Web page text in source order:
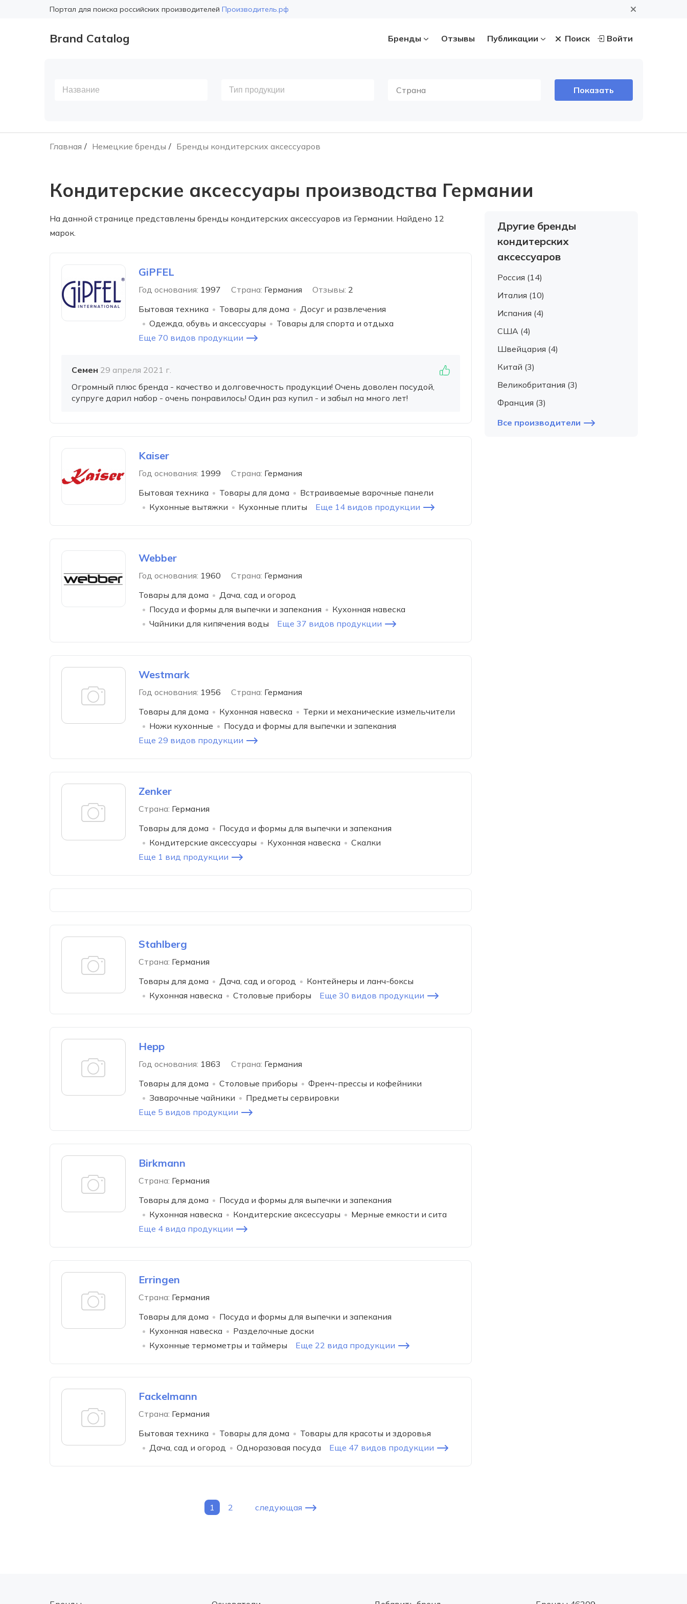
Портал для поиска российских производителей Производитель.рф
Brand Catalog Бренды Отзывы Публикации Поиск Войти
Страна
Главная Немецкие бренды Бренды кондитерских аксессуаров
Кондитерские аксессуары производства Германии
На данной странице представлены бренды кондитерских аксессуаров из Германии. Найдено 12
марок.
GiPFEL
Год основания: 1997 Страна: Германия Отзывы: 2
Бытовая техника
Товары для дома
Досуг и развлечения
Одежда, обувь и аксессуары
Товары для спорта и отдыха
Еще 70 видов продукции
Семен 29 апреля 2021 г.
Огромный плюс бренда - качество и долговечность продукции! Очень доволен посудой,
супруге дарил набор - очень понравилось! Один раз купил - и забыл на много лет!
Kaiser
Год основания: 1999 Страна: Германия
Бытовая техника
Товары для дома
Встраиваемые варочные панели
Кухонные вытяжки
Кухонные плиты Еще 14 видов продукции
Webber
Год основания: 1960 Страна: Германия
Товары для дома
Дача, сад и огород
Посуда и формы для выпечки и запекания
Кухонная навеска
Чайники для кипячения воды
Еще 37 видов продукции
Westmark
Год основания: 1956 Страна: Германия
Товары для дома
Кухонная навеска
Терки и механические измельчители
Ножи кухонные
Посуда и формы для выпечки и запекания
Еще 29 видов продукции
Zenker
Страна: Германия
Товары для дома
Посуда и формы для выпечки и запекания
Кондитерские аксессуары
Кухонная навеска
Скалки
Еще 1 вид продукции
Stahlberg
Страна: Германия
Товары для дома
Дача, сад и огород
Контейнеры и ланч-боксы
Кухонная навеска
Столовые приборы Еще 30 видов продукции
Hepp
Год основания: 1863 Страна: Германия
Товары для дома
Столовые приборы
Френч-прессы и кофейники
Заварочные чайники
Предметы сервировки
Еще 5 видов продукции
Birkmann
Страна: Германия
Товары для дома
Посуда и формы для выпечки и запекания
Кухонная навеска
Кондитерские аксессуары
Мерные емкости и сита
Еще 4 вида продукции
Erringen
Страна: Германия
Товары для дома
Посуда и формы для выпечки и запекания
Кухонная навеска
Разделочные доски
Кухонные термометры и таймеры
Еще 22 вида продукции
Fackelmann
Страна: Германия
Бытовая техника
Товары для дома
Товары для красоты и здоровья
Дача, сад и огород
Одноразовая посуда Еще 47 видов продукции
1 2 следующая
Другие бренды
кондитерских
аксессуаров
Россия (14)
Италия (10)
Испания (4)
США (4)
Швейцария (4)
Китай (3)
Великобритания (3)
Франция (3)
Все производители